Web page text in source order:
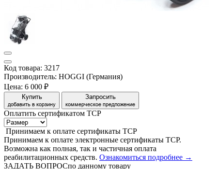
Код товара: 3217
Производитель: HOGGI (Германия)
Цена: 6 000 ₽
Купить
добавить в корзину
Запросить
коммерческое предложение
Оплатить сертификатом ТСР
Принимаем к оплате сертификаты ТСР
Принимаем к оплате электронные сертификаты ТСР.
Возможна как полная, так и частичная оплата
реабилитационных средств. Ознакомиться подробнее →
ЗАДАТЬ ВОПРОСпо данному товару